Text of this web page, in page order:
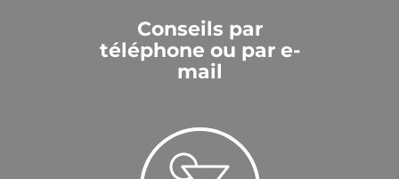
Conseils par
téléphone ou par e-
mail